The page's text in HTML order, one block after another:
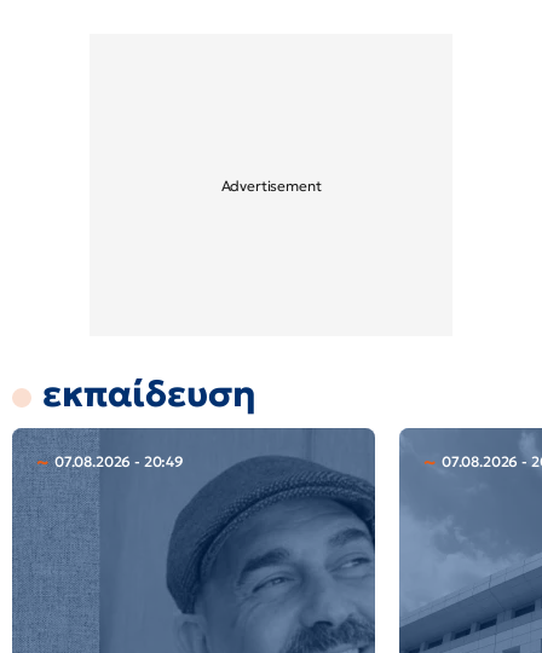
εκπαίδευση
07.08.2026 - 20:49 07.08.2026 -